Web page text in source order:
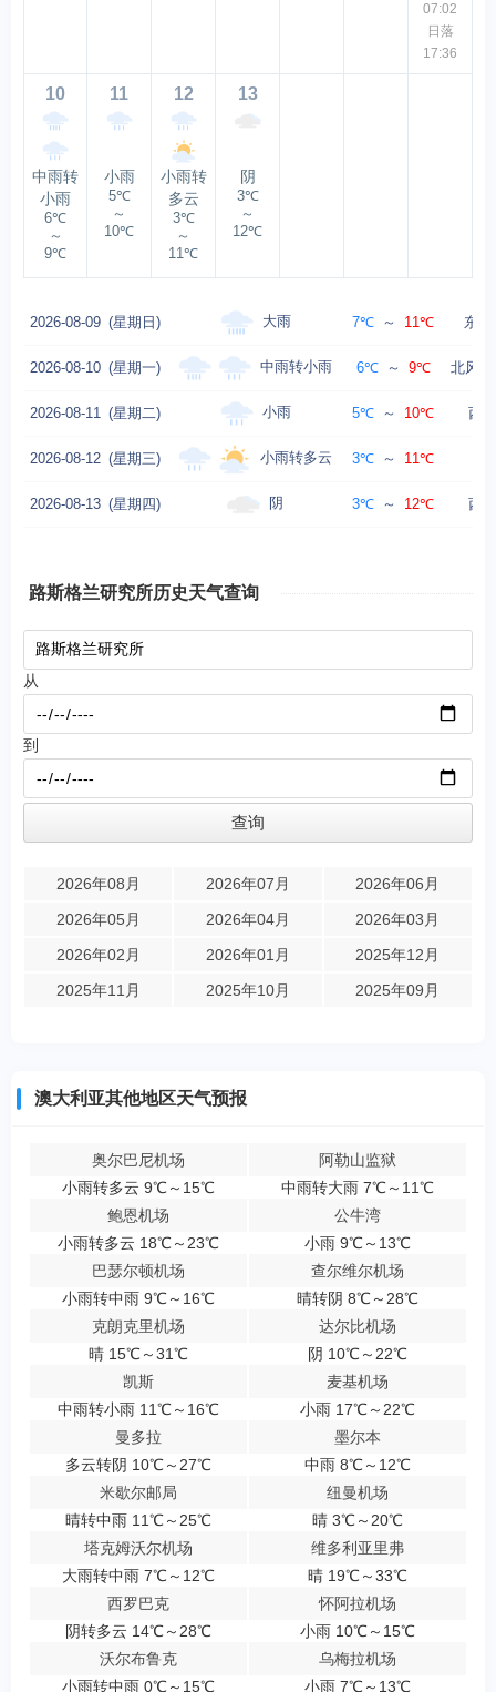
07:02
日落
17:36
10
中雨转
小雨
6℃
～
9℃
11
小雨
5℃
～
10℃
12
小雨转
多云
3℃
～
11℃
13
阴
3℃
～
12℃
2026-08-09 (星期日) 大雨 7℃ ～ 11℃ 东
2026-08-10 (星期一) 中雨转小雨 6℃ ～ 9℃ 北风
2026-08-11 (星期二) 小雨 5℃ ～ 10℃ 西
2026-08-12 (星期三) 小雨转多云 3℃ ～ 11℃
2026-08-13 (星期四) 阴 3℃ ～ 12℃ 西
路斯格兰研究所历史天气查询
从
到
2026年08月 2026年07月
2026年06月
2026年05月
2026年04月
2026年03月
2026年02月
2026年01月
2025年12月
2025年11月
2025年10月 2025年09月
澳大利亚其他地区天气预报
奥尔巴尼机场
小雨转多云 9℃～15℃
阿勒山监狱
中雨转大雨 7℃～11℃
鲍恩机场
小雨转多云 18℃～23℃
公牛湾
小雨 9℃～13℃
巴瑟尔顿机场
小雨转中雨 9℃～16℃
查尔维尔机场
晴转阴 8℃～28℃
克朗克里机场
晴 15℃～31℃
达尔比机场
阴 10℃～22℃
凯斯
中雨转小雨 11℃～16℃
麦基机场
小雨 17℃～22℃
曼多拉
多云转阴 10℃～27℃
墨尔本
中雨 8℃～12℃
米歇尔邮局
晴转中雨 11℃～25℃
纽曼机场
晴 3℃～20℃
塔克姆沃尔机场
大雨转中雨 7℃～12℃
维多利亚里弗
晴 19℃～33℃
西罗巴克
阴转多云 14℃～28℃
怀阿拉机场
小雨 10℃～15℃
沃尔布鲁克
小雨转中雨 0℃～15℃
乌梅拉机场
小雨 7℃～13℃